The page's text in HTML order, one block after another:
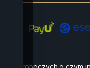
dni roboczych o czym